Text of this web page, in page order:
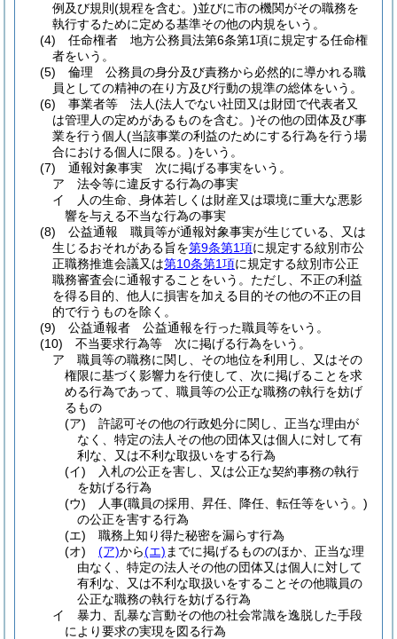
例及び規則 (規程を含む。)並びに市の機関がその職務を
執行するために定める基準その他の内規をいう。
(4)
任命権者 地方公務員法第6条第1項に規定する任命権
者をいう。
(5)
倫理 公務員の身分及び責務から必然的に導かれる職
員としての精神の在り方及び行動の規準の総体をいう。
(6)
事業者等 法人(法人でない社団又は財団で代表者又
は管理人の定めがあるものを含む。)その他の団体及び事
業を行う個人(当該事業の利益のためにする行為を行う場
合における個人に限る。)をいう。
(7)
通報対象事実 次に掲げる事実をいう。
ア
法令等に違反する行為の事実
イ
人の生命、身体若しくは財産又は環境に重大な悪影
響を与える不当な行為の事実
(8)
公益通報 職員等が通報対象事実が生じている、又は
生じるおそれがある旨を第9条第1項に規定する紋別市公
正職務推進会議又は第10条第1項に規定する紋別市公正
職務審査会に通報することをいう。 ただし、不正の利益
を得る目的、他人に損害を加える目的その他の不正の目
的で行うものを除く。
(9)
公益通報者 公益通報を行った職員等をいう。
(10)
不当要求行為等 次に掲げる行為をいう。
ア
職員等の職務に関し、その地位を利用し、又はその
権限に基づく影響力を行使して、次に掲げることを求
める行為であって、職員等の公正な職務の執行を妨げ
るもの
(ア)
許認可その他の行政処分に関し、正当な理由が
なく、特定の法人その他の団体又は個人に対して有
利な、又は不利な取扱いをする行為
(イ)
入札の公正を害し、又は公正な契約事務の執行
を妨げる行為
(ウ)
人事(職員の採用、昇任、降任、転任等をいう。)
の公正を害する行為
(エ)
職務上知り得た秘密を漏らす行為
(オ)
(ア)から(エ) までに掲げるもののほか、正当な理
由なく、特定の法人その他の団体又は個人に対して
有利な、又は不利な取扱いをすることその他職員の
公正な職務の執行を妨げる行為
イ
暴力、乱暴な言動その他の社会常識を逸脱した手段
により要求の実現を図る行為